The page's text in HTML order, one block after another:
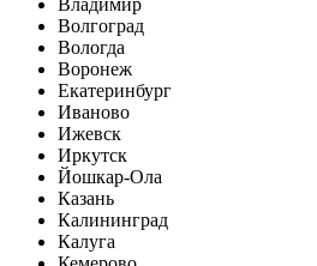
Волгоград
Вологда
Воронеж
Екатеринбург
Иваново
Ижевск
Иркутск
Йошкар-Ола
Казань
Калининград
Калуга